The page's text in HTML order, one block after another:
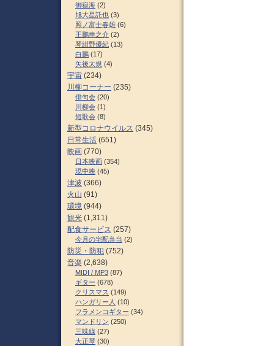
御嶽海 (2)
旭大星託也 (3)
照ノ富士春雄 (6)
王鵬幸之介 (2)
琴紺野優紀 (13)
白鵬 (17)
矢後太規 (4)
宇宙 (234)
川柳コーナー (235)
俳句会 (20)
川柳会 (1)
短歌会 (8)
新型コロナウイルス (345)
日常生活 (651)
映画 (770)
日本映画 (354)
現中映 (45)
津波 (366)
火山 (91)
環境 (944)
観光 (1,311)
配食サービス (257)
今月の宅配弁当 (2)
防災・防犯 (752)
音楽 (2,638)
MIDI / MP3 (87)
ギター (678)
クリスマス (149)
ハンガリー人 (10)
フラメンコギター (34)
マンドリン (250)
三味線 (27)
大正琴 (30)